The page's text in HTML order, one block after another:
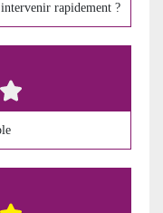
rapidement ?